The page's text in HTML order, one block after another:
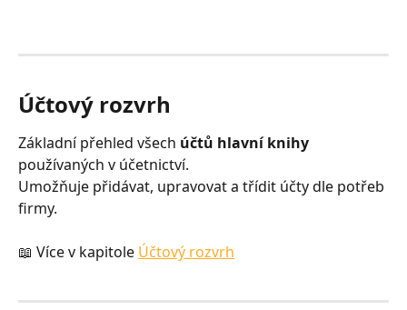
Účtový rozvrh
Základní přehled všech účtů hlavní knihy
používaných v účetnictví.
Umožňuje přidávat, upravovat a třídit účty dle potřeb
firmy.
📖 Více v kapitole Účtový rozvrh